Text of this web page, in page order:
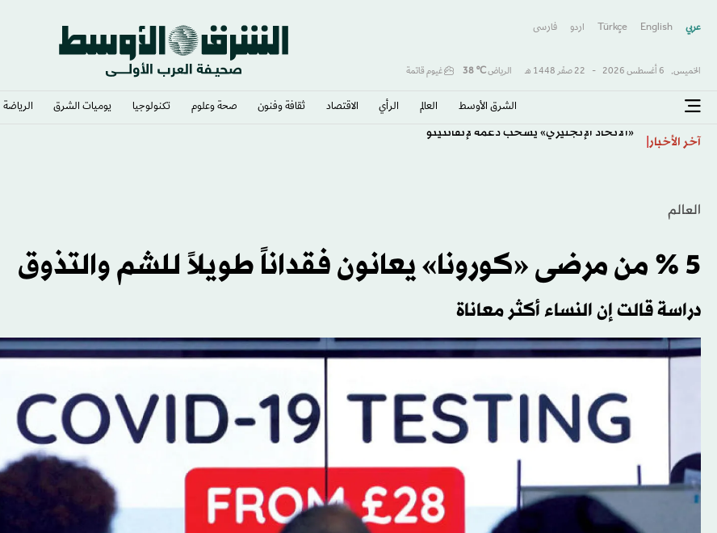
عربي English
Türkçe اردو فارسى
الخميس, 6 أغسطس 2026 - 22 صفَر 1448 هـ الرياض℃
38 غيوم قاتمة
الشرق الأوسط​ العالم الرأي الاقتصاد ثقافة وفنون صحة وعلوم تكنولوجيا يوميات الشرق​ الرياضة
آخر الأخبار «الاتحاد الإنجليزي» يسحب دعمه لإنفانتينو
العالم
5 % من مرضى «كورونا» يعانون فقداناً طويلاً للشم والتذوق
دراسة قالت إن النساء أكثر معاناة